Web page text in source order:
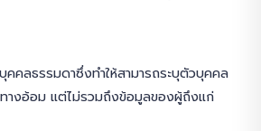
คลธรรมดาซึ่งทำให้สามารถระบุตัวบุคคล
างอ้อม แต่ไม่รวมถึงข้อมูลของผู้ถึงแก่